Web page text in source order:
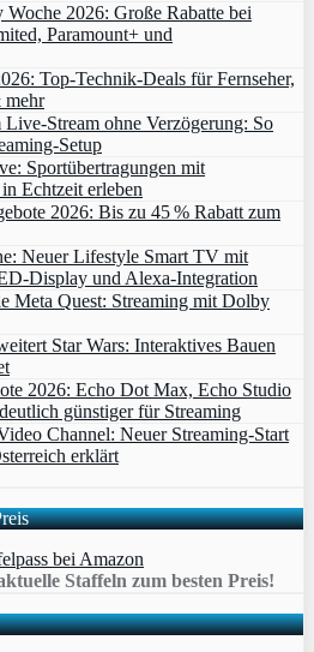
2026: Große Rabatte bei
Paramount+ und
Top-Technik-Deals für Fernseher,
mehr
Stream ohne Verzögerung: So
Setup
Sportübertragungen mit
Echtzeit erleben
2026: Bis zu 45 % Rabatt zum
Neuer Lifestyle Smart TV mit
und Alexa‑Integration
Meta Quest: Streaming mit Dolby
Star Wars: Interaktives Bauen
2026: Echo Dot Max, Echo Studio
günstiger für Streaming
Channel: Neuer Streaming‑Start
erklärt
Staffeln zum besten Preis!